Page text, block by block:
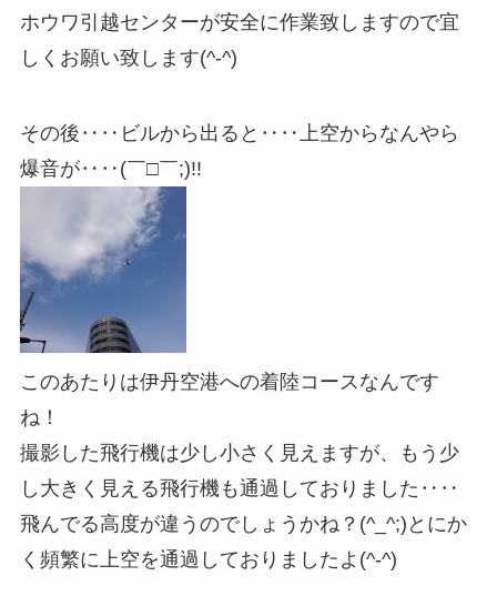
ホウワ引越センターが安全に作業致しますので宜
しくお願い致します(^-^)
その後‥‥ビルから出ると‥‥上空からなんやら
爆音が‥‥(￣□￣;)!!
このあたりは伊丹空港への着陸コースなんです
ね！
撮影した飛行機は少し小さく見えますが、もう少
し大きく見える飛行機も通過しておりました‥‥
飛んでる高度が違うのでしょうかね？(^_^;)とにか
く頻繁に上空を通過しておりましたよ(^-^)